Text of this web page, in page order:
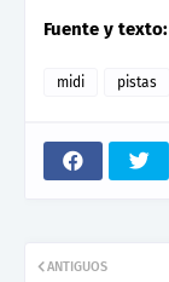
Fuente y texto:
midi pistas
ANTIGUOS